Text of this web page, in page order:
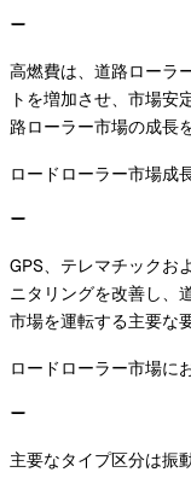
高燃費は、道路ローラ
トを増加させ、市場安
路ローラー市場の成長
ロードローラー市場成
GPS、テレマチックお
ニタリングを改善し、
市場を運転する主要な
ロードローラー市場に
主要なタイプ区分は振